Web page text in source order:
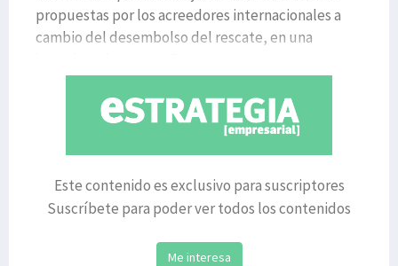
propuestas por los acreedores internacionales a
cambio del desembolso del rescate, en una
Este contenido es exclusivo para suscriptores
Suscríbete para poder ver todos los contenidos
Me interesa